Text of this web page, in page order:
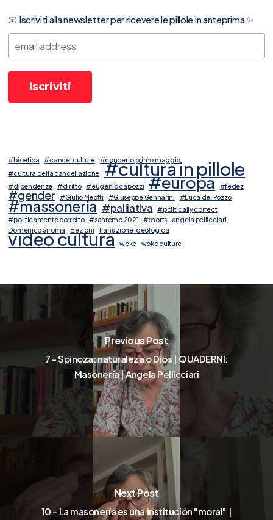
📧 Iscriviti alla newsletter per ricevere le pillole in anteprima ✨
#bioetica #cancel culture
#concerto primo maggio
#cultura della cancellazione #cultura in pillole
#dipendenze #diritto #eugenio capozzi #europa #fedez
#gender #Giulio Meotti #Giuseppe Gennarini #Luca del Pozzo
#massoneria #palliativa
#politically correct
#politicamente corretto #sanremo 2021 #shorts
angela pellicciari
Domenico airoma
Elezioni Transizione ideologica
video cultura woke woke culture
Previous Post
7 - Spinoza: naturaleza o Dios | QUADERNI:
Masonería | Angela Pellicciari
Next Post
10 - La masonería es una institución "moral" |